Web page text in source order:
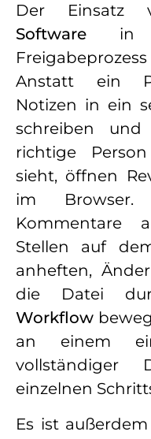
Der Einsatz
Software in
Anstatt ein
Notizen in ein
schreiben
richtige
sieht, öffnen
im
Kommentare
Stellen auf
anheften,
die Datei
Workflow
an einem
vollständiger
einzelnen
Es ist